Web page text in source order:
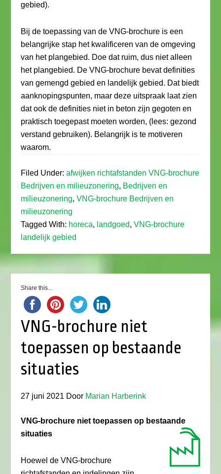
gebied).
Bij de toepassing van de VNG-brochure is een
belangrijke stap het kwalificeren van de omgeving
van het plangebied. Doe dat ruim, dus niet alleen
het plangebied. De VNG-brochure bevat definities
van gemengd gebied en landelijk gebied. Dat biedt
aanknopingspunten, maar deze uitspraak laat zien
dat ook de definities niet in beton zijn gegoten en
praktisch toegepast moeten worden, (lees: gezond
verstand gebruiken). Belangrijk is te motiveren
waarom.
Filed Under:afwijken richtafstanden VNG-brochure
Bedrijven en milieuzonering, Bedrijven en
milieuzonering,VNG-brochure Bedrijven en
milieuzonering
Tagged With: horeca, landgoed,VNG-brochure
landelijk gebied
Share this...
VNG-brochure niet
toepassen op bestaande
situaties
27 juni 2021 Door Marian Harberink
VNG-brochure niet toepassen op bestaande
situaties
Hoewel de VNG-brochure